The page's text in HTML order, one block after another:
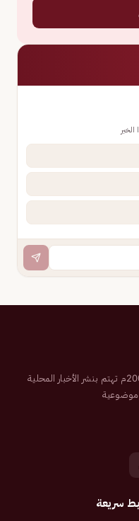
صحيفة إلكترونية سعودية تم تأسيسها عام 2007م تهتم بنشر الأخبار المحلية
سريعة